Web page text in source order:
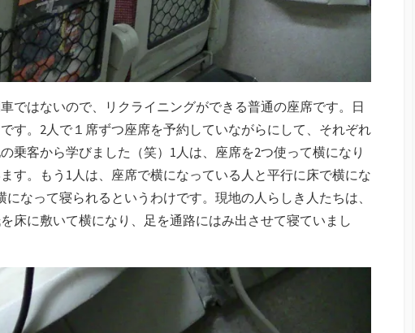
ではないので、リクライニングができる普通の座席です。日
す。2人で１席ずつ座席を予約していながらにして、それぞれ
乗客から学びました（笑）1人は、座席を2つ使って横になり
す。もう1人は、座席で横になっている人と平行に床で横にな
なって寝られるというわけです。現地の人らしき人たちは、
床に敷いて横になり、足を通路にはみ出させて寝ていまし